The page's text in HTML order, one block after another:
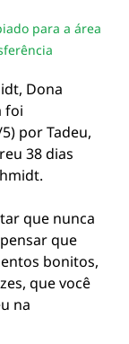
email
da notícia
para a área
Dona
foi
por Tadeu,
38 dias
que nunca
que
bonitos,
que você
na